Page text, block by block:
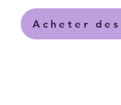
Acheter